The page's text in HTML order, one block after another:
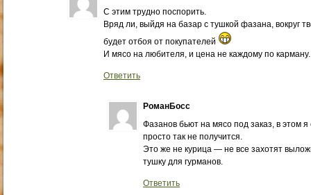
С этим трудно поспорить.
Вряд ли, выйдя на базар с тушкой фазана, вокруг
будет отбоя от покупателей
И мясо на любителя, и цена не каждому по карману.
Ответить
РоманБосс
Фазанов бьют на мясо под заказ, в этом я
просто так не получится.
Это же не курица — не все захотят
тушку для гурманов.
Ответить